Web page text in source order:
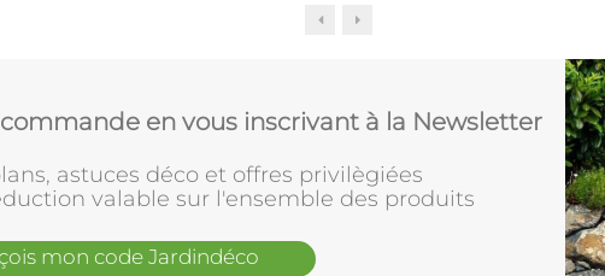
en vous inscrivant à la Newsletter
astuces déco et offres privilègiées
valable sur l'ensemble des produits
mon code Jardindéco